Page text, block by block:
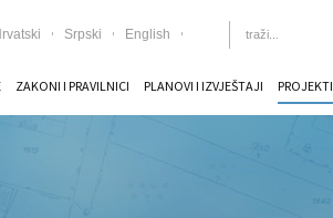
Srpski English
ZAKONI I PRAVILNICI PLANOVI I IZVJEŠTAJI PROJEKTI